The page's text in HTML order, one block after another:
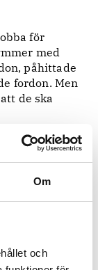
Om
och
för
med
påhittade
fordon. Men
de ska
som något
Och i
som har